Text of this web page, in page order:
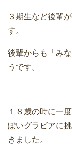
３期生など後輩
す。
後輩からも「み
うです。
１８歳の時に一度
ぽいグラビアに
きました。